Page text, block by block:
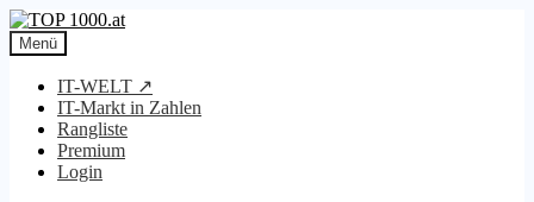
Zur
Navigation
springen
Zum
Inhalt
springen
Menü
IT-WELT ↗
IT-Markt in Zahlen
Rangliste
Premium
Login